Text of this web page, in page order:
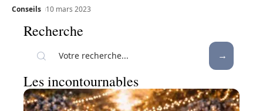
Conseils 10 mars 2023
Recherche
Les incontournables